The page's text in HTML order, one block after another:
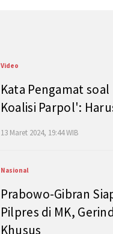
Video
Kata Pengamat
Koalisi Parpol':
13 Maret 2024, 19:44 WIB
Nasional
Prabowo-Gibran
Pilpres di MK,
Khusus